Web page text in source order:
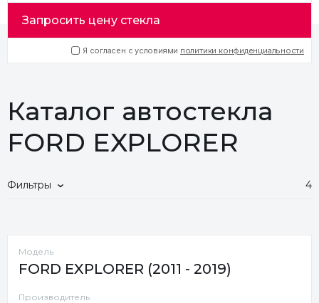
Запросить цену стекла
Я согласен с условиями политики конфиденциальности
Каталог автостекла
FORD EXPLORER
Фильтры 4
Модель
FORD EXPLORER (2011 - 2019)
Производитель